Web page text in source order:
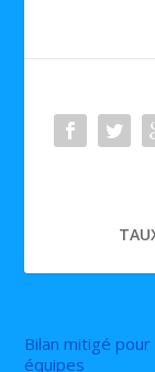
Bilan mitigé pour
équipes